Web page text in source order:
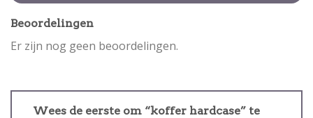
Beoordelingen
Er zijn nog geen beoordelingen.
Wees de eerste om “koffer hardcase” te